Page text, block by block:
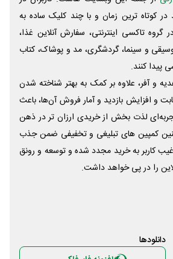
در کوتاه ترین زمان و با چند کلیک ساده به
تاکسی اینترنتی، سفارش آنلاین غذا،
و سینما، گردشگری، مد و پوشاک، کتاب
پیدا کنند.
و آفر، علاوه بر کمک به بهتر شناخته شدن
و افزایش بازدید و آمار فروش آن‌ها، باعث
لذت بخش از خریدی ارزان تر در ذهن
کمپین های تبلیغی و تخفیفی ضمن جذب
کاربر به خرید مجدد شده و توسعه و رونق
را در پی خواهد داشت.
دانلود‌ها